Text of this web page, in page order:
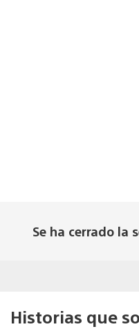
Se ha cerrado la
Historias que